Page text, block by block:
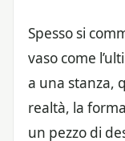
Spesso si
vaso come
a una stanza,
realtà, la
un pezzo di